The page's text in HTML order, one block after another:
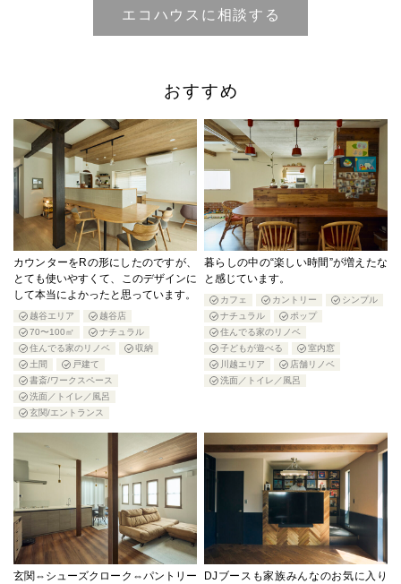
おすすめ
カウンターをRの形にしたのですが、
とても使いやすくて、このデザインに
して本当によかったと思っています。
越谷エリア
越谷店
70〜100㎡
ナチュラル
住んでる家のリノベ
収納
土間
戸建て
書斎/ワークスペース
洗面／トイレ／風呂
玄関/エントランス
暮らしの中の“楽しい時間”が増えたな
と感じています。
カフェ カントリー
シンプル
ナチュラル
ポップ
住んでる家のリノベ
子どもが遊べる
室内窓
川越エリア
店舗リノベ
洗面／トイレ／風呂
玄関⇔シューズクローク⇔パントリー
DJブースも家族みんなのお気に入り